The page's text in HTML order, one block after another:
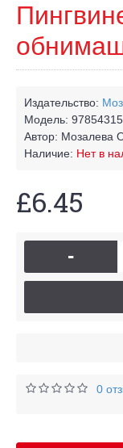
Издательство:
Модель:
Автор: Мозалева
Наличие: Нет в
£6.45
-
0